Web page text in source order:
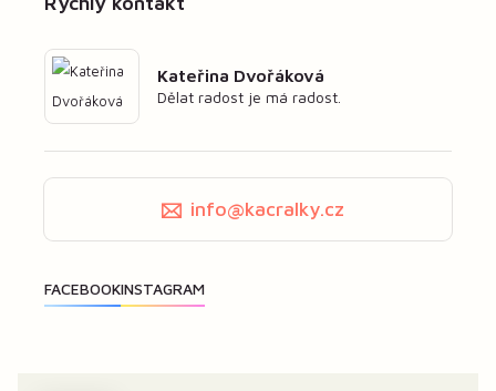
Kateřina Dvořáková
Dělat radost je má radost.
info@kacralky.cz